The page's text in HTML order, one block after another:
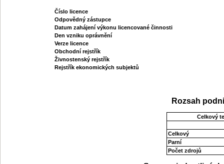
Číslo licence
Odpovědný zástupce
Datum zahájení výkonu licencované činnosti
Den vzniku oprávnění
Verze licence
Obchodní rejstřík
Živnostenský rejstřík
Rejstřík ekonomických subjektů
Rozsah
Celkový
Celkový
Parní
Počet zdrojů